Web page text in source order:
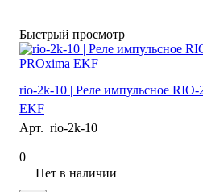
Быстрый просмотр
rio-2k-10 | Реле импульсное
EKF
Арт. rio-2k-10
0
Нет в наличии